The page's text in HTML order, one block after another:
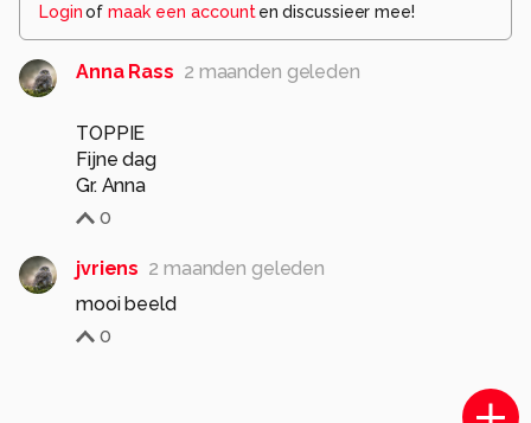
Loginof maak een account en discussieer mee!
Anna Rass 2 maanden geleden
TOPPIE
Fijne dag
Gr. Anna
0
jvriens 2 maanden geleden
mooi beeld
0